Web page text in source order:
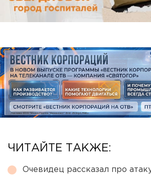
ЧИТАЙТЕ ТАКЖЕ:
Очевидец рассказал про